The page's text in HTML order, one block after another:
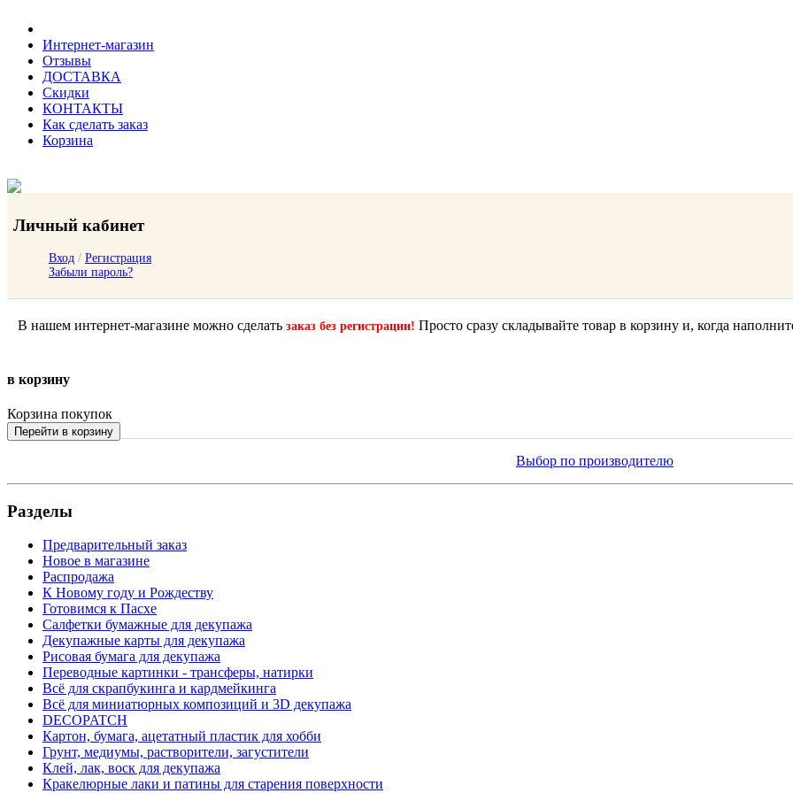
Интернет-магазин
Отзывы
ДОСТАВКА
Скидки
КОНТАКТЫ
Как сделать заказ
Корзина
Личный кабинет
Вход / Регистрация
Забыли пароль?
В нашем интернет-магазине можно сделать заказ без регистрации! Просто сразу складывайте товар в корзину и, когда
в корзину
Корзина покупок
Перейти в корзину
Выбор по производителю
Разделы
Предварительный заказ
Новое в магазине
Распродажа
К Новому году и Рождеству
Готовимся к Пасхе
Салфетки бумажные для декупажа
Декупажные карты для декупажа
Рисовая бумага для декупажа
Переводные картинки - трансферы, натирки
Всё для скрапбукинга и кардмейкинга
Всё для миниатюрных композиций и 3D декупажа
DECOPATCH
Картон, бумага, ацетатный пластик для хобби
Грунт, медиумы, растворители, загустители
Клей, лак, воск для декупажа
Кракелюрные лаки и патины для старения поверхности